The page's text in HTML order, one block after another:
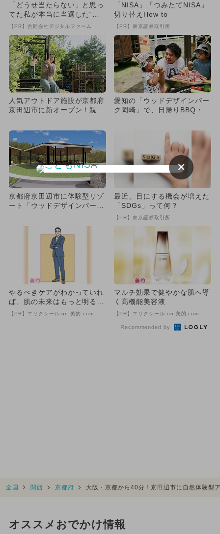
「どうせ当たらない」と思っ
てた私が本当に当選した“買
い方”がこれ
【PR】合同会社デジタルファーム
「NISA」「つみたてNISA」
切り替えHow to
【PR】東京証券取引所
人気アウトドア施設が京都府
京田辺市に新オープン！親子
愛知の「ウッドデザインパー
ク岡崎」で、日帰りBBQ・グ
京都府京田辺市に体験型リゾ
ート「ウッドデザインパーク
最近、目にする機会が増えた
「SDGs」って何？
【PR】東京証券取引所
やるべきケアがわかっていれ
ば、肌の未来はもっと明る
い！
【PR】エリクシール on 美的.com
マルチ効果で健やかな肌へ導
く高機能美容液
【PR】エリクシール on 美的.com
Recommended by
全国 関西 京都府 大阪・京都から40分！京田辺市に自然体験
オススメおでかけ情報
×